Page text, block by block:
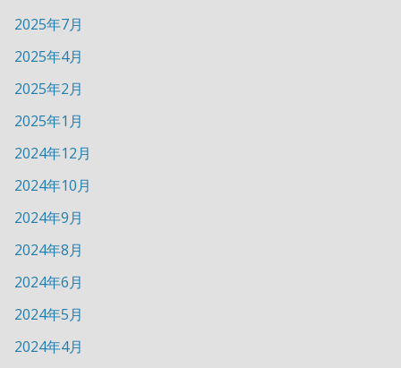
2025年7月
2025年4月
2025年2月
2025年1月
2024年12月
2024年10月
2024年9月
2024年8月
2024年6月
2024年5月
2024年4月